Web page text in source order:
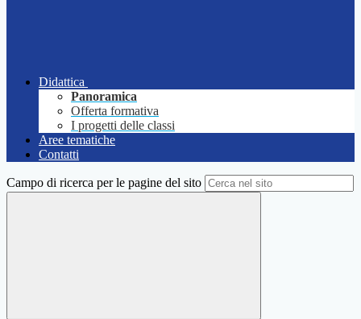
Didattica
Panoramica
Offerta formativa
I progetti delle classi
Aree tematiche
Contatti
Campo di ricerca per le pagine del sito